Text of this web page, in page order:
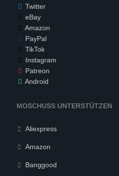
Twitter
eBay
Amazon
PayPal
TikTok
Instagram
Patreon
Android
MOSCHUSS UNTERSTÜTZEN
Aliexpress
Amazon
Banggood